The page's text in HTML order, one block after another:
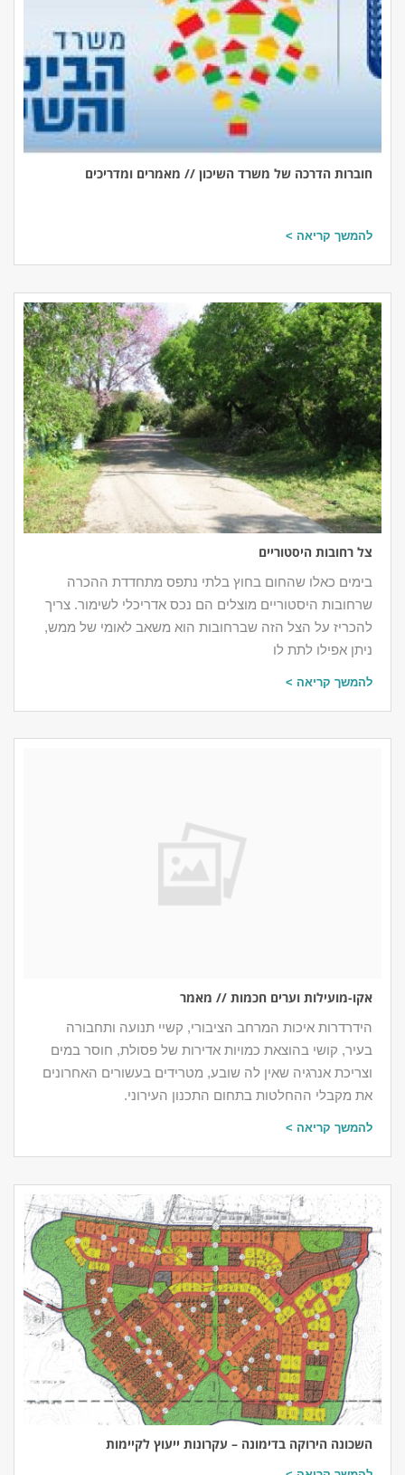
חוברות הדרכה של משרד השיכון // מאמרים ומדריכים
להמשך קריאה >
צל רחובות היסטוריים
בימים כאלו שהחום בחוץ בלתי נתפס מתחדדת ההכרה
שרחובות היסטוריים מוצלים הם נכס אדריכלי לשימור. צריך
להכריז על הצל הזה שברחובות הוא משאב לאומי של ממש,
ניתן אפילו לתת לו
להמשך קריאה >
אקו-מועילות וערים חכמות // מאמר
הידרדרות איכות המרחב הציבורי, קשיי תנועה ותחבורה
בעיר, קושי בהוצאת כמויות אדירות של פסולת, חוסר במים
וצריכת אנרגיה שאין לה שובע, מטרידים בעשורים האחרונים
את מקבלי ההחלטות בתחום התכנון העירוני.
להמשך קריאה >
השכונה הירוקה בדימונה – עקרונות ייעוץ לקיימות